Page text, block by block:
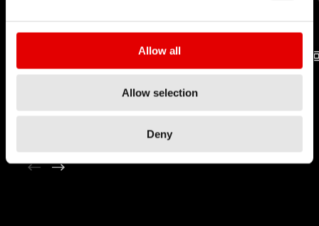
Allow all
Allow selection
Deny
技術